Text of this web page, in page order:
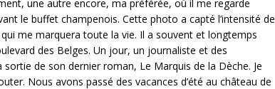
une autre encore, ma préférée, où il me regarde
le buffet champenois. Cette photo a capté l’intensité de
me marquera toute la vie. Il a souvent et longtemps
des Belges. Un jour, un journaliste et des
de son dernier roman, Le Marquis de la Dèche. Je
Nous avons passé des vacances d’été au château de